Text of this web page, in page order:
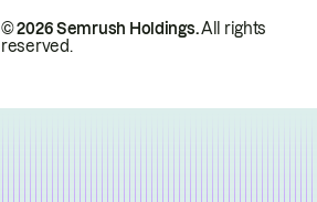
© 2026 Semrush Holdings.All rights
reserved.